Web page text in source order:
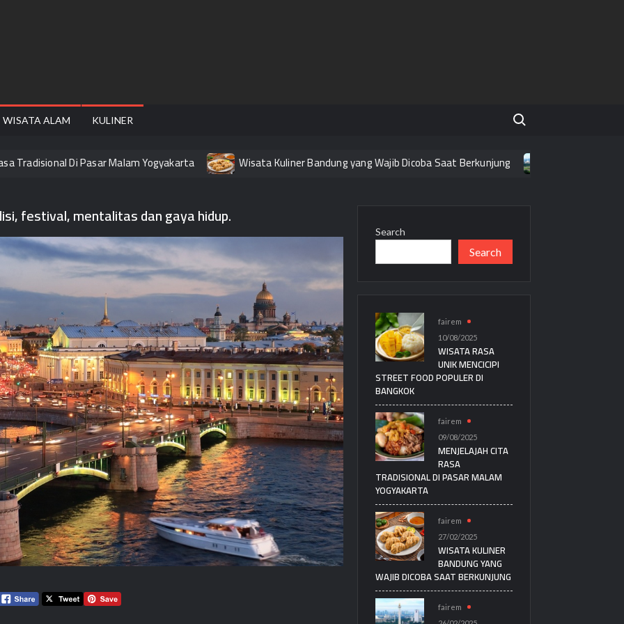
WISATA ALAM KULINER
Search for:
Di Pasar Malam Yogyakarta Wisata Kuliner Bandung yang Wajib Dicoba Saat Berkunjung
festival, mentalitas dan gaya hidup.
Search
Search
fairem
10/08/2025
WISATA RASA
UNIK MENCICIPI
STREET FOOD POPULER DI
BANGKOK
fairem
09/08/2025
MENJELAJAH CITA
RASA
TRADISIONAL DI PASAR MALAM
YOGYAKARTA
fairem
27/02/2025
WISATA KULINER
BANDUNG YANG
WAJIB DICOBA SAAT BERKUNJUNG
fairem